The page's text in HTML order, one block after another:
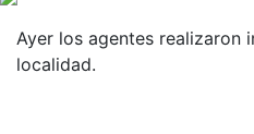
Ayer los agentes realizaron
localidad.